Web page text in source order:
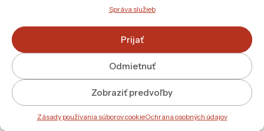
Správa služieb
Prijať
Odmietnuť
Zobraziť predvoľby
Zásady používania súborov cookieOchrana osobných údajov
KWELLA, STING, A.G.DAVID, CROWN – Eva
Blanka ZAŤKOVÁ, Žihárec
Jozef BALOGH, Neded
Peter BALOGH, Neded
Viliam a Eva DRINÓCZI, Neded
Lekáreň ALBIDA, Neded
Fructop, spol. s r.o., Ostratice
Klimatech s.r.o., Piešťany